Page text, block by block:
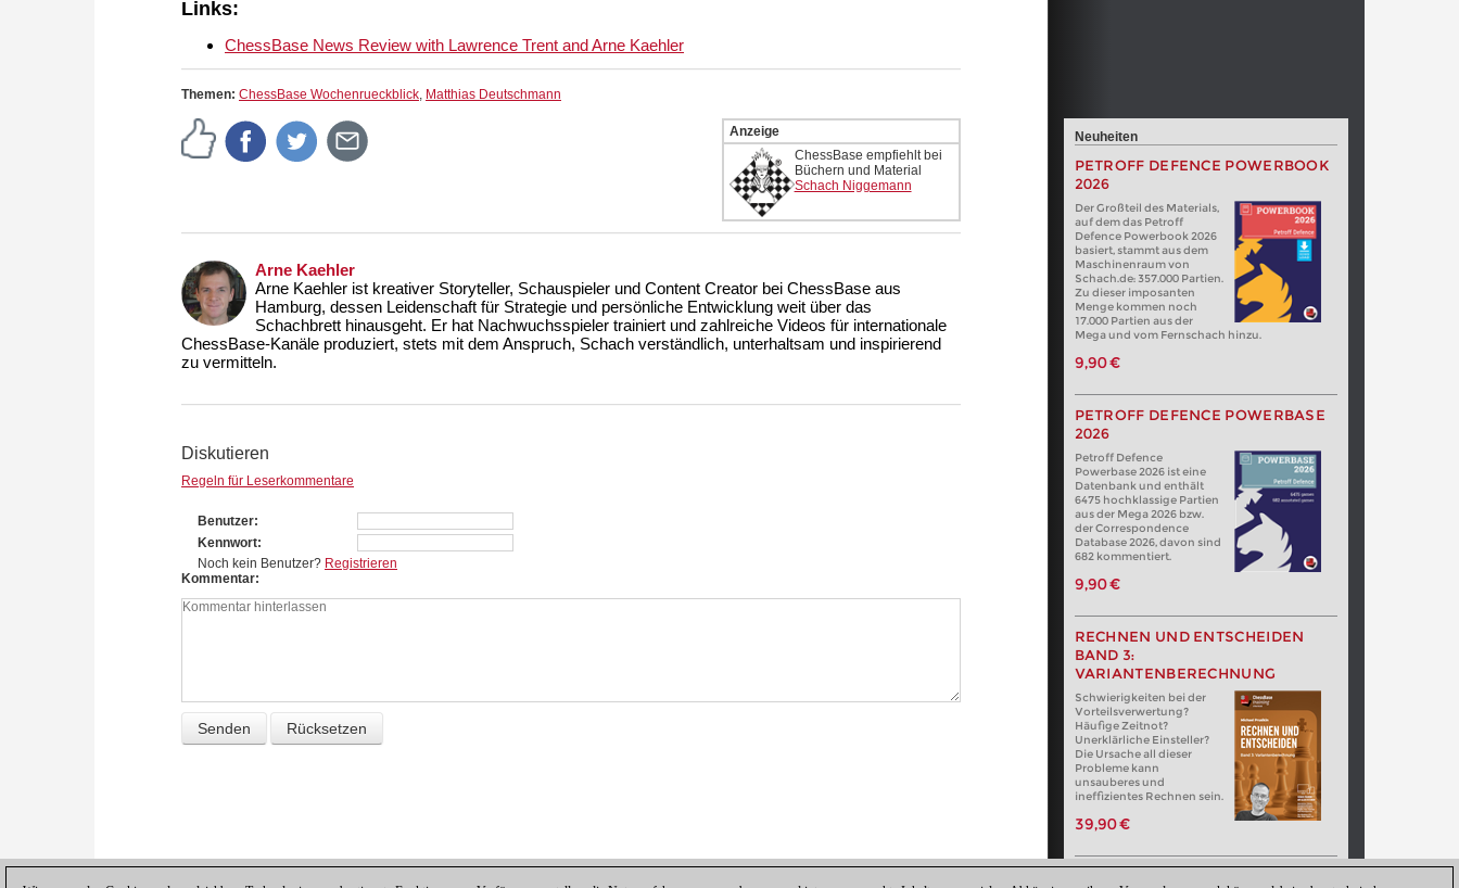
Links:
ChessBase News Review with Lawrence Trent and Arne Kaehler
Themen: ChessBase Wochenrueckblick, Matthias Deutschmann
Anzeige
ChessBase empfiehlt bei
Büchern und Material
Schach Niggemann
Arne Kaehler
Arne Kaehler ist kreativer Storyteller, Schauspieler und Content Creator bei ChessBase aus
Hamburg, dessen Leidenschaft für Strategie und persönliche Entwicklung weit über das
Schachbrett hinausgeht. Er hat Nachwuchsspieler trainiert und zahlreiche Videos für internationale
ChessBase-Kanäle produziert, stets mit dem Anspruch, Schach verständlich, unterhaltsam und inspirierend
zu vermitteln.
Diskutieren
Regeln für Leserkommentare
Benutzer
Kennwort
Noch kein Benutzer? Registrieren
Kommentar
Neuheiten
PETROFF DEFENCE POWERBOOK
2026
Der Großteil des Materials,
auf dem das Petroff
Defence Powerbook 2026
basiert, stammt aus dem
Maschinenraum von
Schach.de: 357.000 Partien.
Zu dieser imposanten
Menge kommen noch
17.000 Partien aus der
Mega und vom Fernschach hinzu.
9,90 €
PETROFF DEFENCE POWERBASE
2026
Petroff Defence
Powerbase 2026 ist eine
Datenbank und enthält
6475 hochklassige Partien
aus der Mega 2026 bzw.
der Correspondence
Database 2026, davon sind
682 kommentiert.
9,90 €
RECHNEN UND ENTSCHEIDEN
BAND 3:
VARIANTENBERECHNUNG
Schwierigkeiten bei der
Vorteilsverwertung?
Häufige Zeitnot?
Unerklärliche Einsteller?
Die Ursache all dieser
Probleme kann
unsauberes und
ineffizientes Rechnen sein.
39,90 €